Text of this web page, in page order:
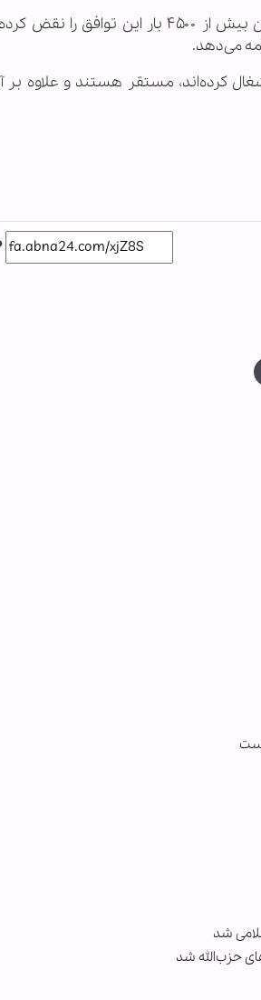
همچنین اسرائیل از زمان آغاز اجرای توافق آتش‌بس در ۲۷ نوامبر ۲۰۲۴ تاکنون بیش از ۴۵۰۰ بار این توافق را
می‌دهد.
کرده‌اند، مستقر هستند و علاوه بر
حزب‌الله شد